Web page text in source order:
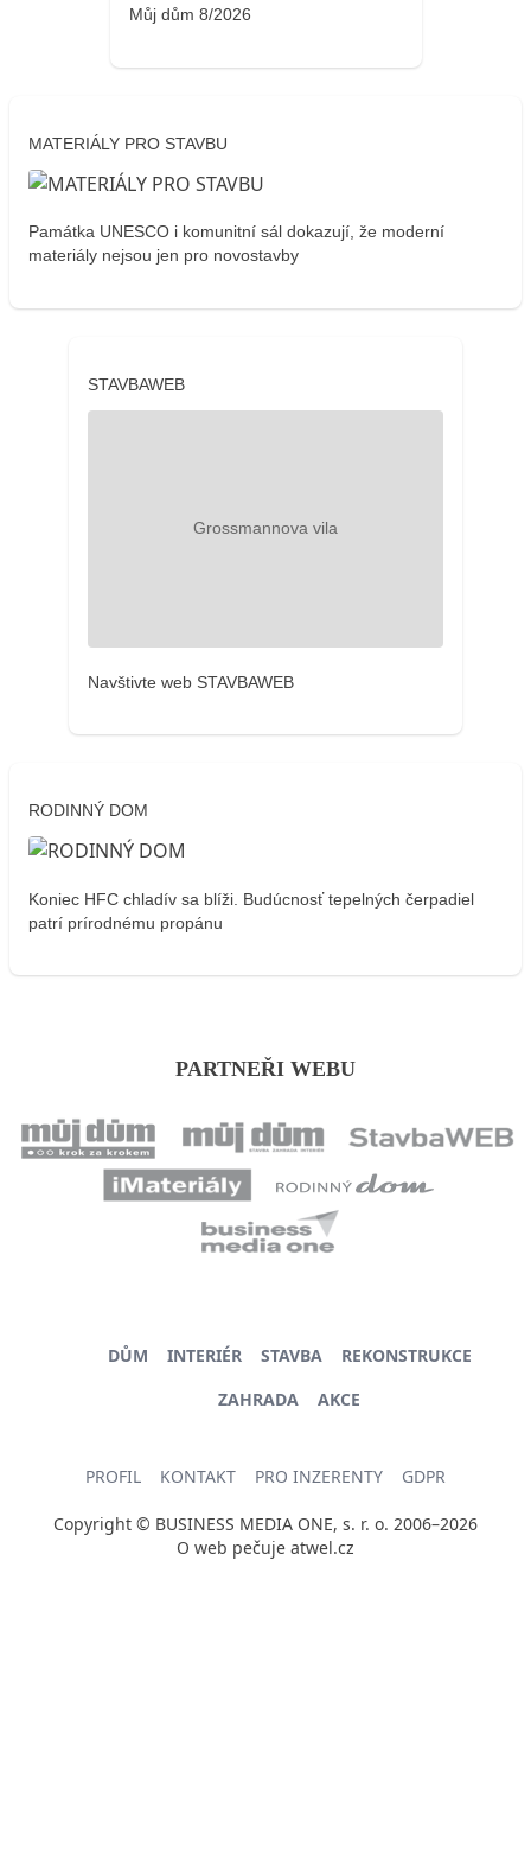
Můj dům 8/2026
MATERIÁLY PRO STAVBU
Památka UNESCO i komunitní sál dokazují, že moderní
materiály nejsou jen pro novostavby
STAVBAWEB
Navštivte web STAVBAWEB
RODINNÝ DOM
Koniec HFC chladív sa blíži. Budúcnosť tepelných čerpadiel
patrí prírodnému propánu
PARTNEŘI WEBU
DŮM INTERIÉR STAVBA
REKONSTRUKCE
ZAHRADA
AKCE
PROFIL KONTAKT PRO INZERENTY GDPR
Copyright © BUSINESS MEDIA ONE, s. r. o. 2006–2026